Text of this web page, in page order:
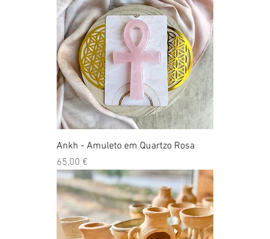
Ankh - Amuleto em Quartzo Rosa
Preço
65,00 €